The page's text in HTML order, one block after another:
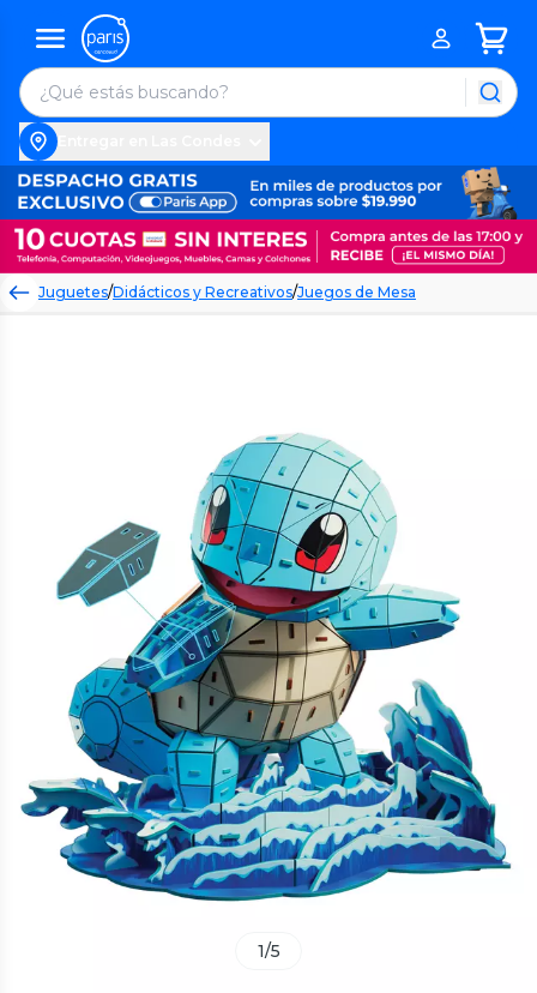
Juguetes/Didácticos y Recreativos/Juegos de Mesa
1/5